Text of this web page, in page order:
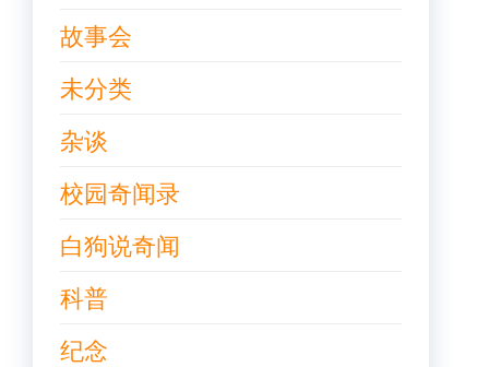
故事会
未分类
杂谈
校园奇闻录
白狗说奇闻
科普
纪念